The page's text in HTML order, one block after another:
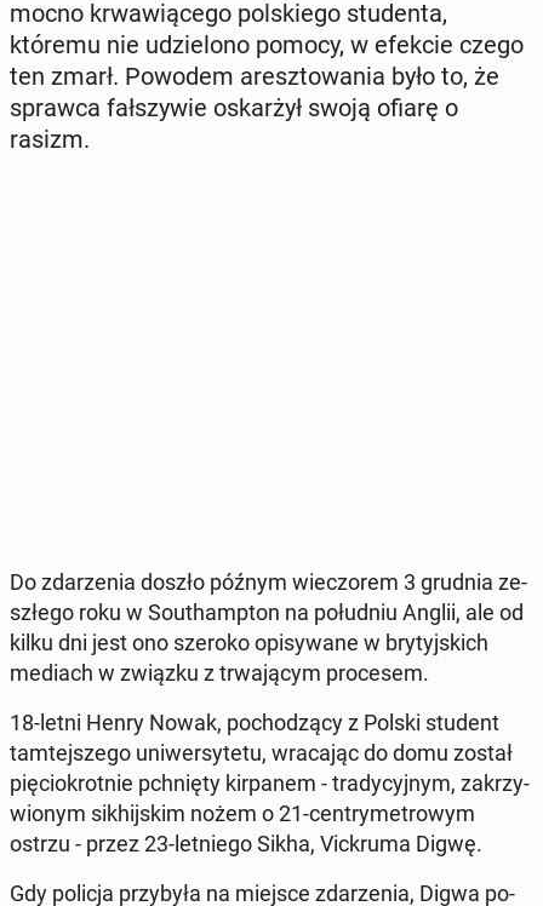
mocno krwa­wią­ce­go pol­skie­go stu­den­ta,
któremu nie udzie­lo­no pomocy, w efekcie czego
ten zmarł. Powodem aresz­to­wa­nia było to, że
sprawca fał­szy­wie oskar­żył swoją ofiarę o
rasizm.
Do zda­rze­nia doszło późnym wie­czo­rem 3 grudnia ze­
szłe­go roku w So­uthamp­ton na po­łu­dniu Anglii, ale od
kilku dni jest ono szeroko opi­sy­wa­ne w bry­tyj­skich
mediach w związku z trwa­ją­cym pro­ce­sem.
18-letni Henry Nowak, po­cho­dzą­cy z Polski student
tam­tej­sze­go uni­wer­sy­te­tu, wra­ca­jąc do domu został
pię­cio­krot­nie pchnię­ty kir­pa­nem - tra­dy­cyj­nym, za­krzy­
wio­nym si­khij­skim nożem o 21-cen­try­me­tro­wym
ostrzu - przez 23-let­nie­go Sikha, Vic­kru­ma Digwę.
Gdy policja przy­by­ła na miejsce zda­rze­nia, Digwa po­